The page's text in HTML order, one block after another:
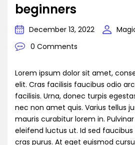
beginners
December 13, 2022
0 Comments
Lorem ipsum dolor sit amet,
elit. Cras facilisis faucibus odio
facilisis. Urna, donec turpis
nec non amet quis. Varius tellus
mauris curabitur lorem in.
eleifend luctus ut. Id sed
cras purus. At eget euismod